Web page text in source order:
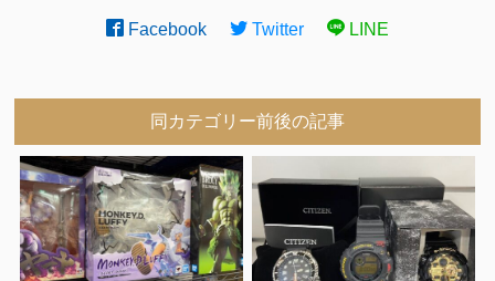
Facebook Twitter LINE
同カテゴリー前後の記事